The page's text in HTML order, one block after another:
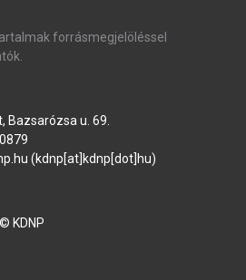
forrásmegjelöléssel
Bazsarózsa u. 69.
hu (kdnp[at]kdnp[dot]hu)
KDNP